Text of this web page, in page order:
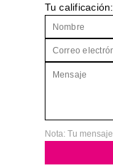
Tu calificación:
Nota: Tu